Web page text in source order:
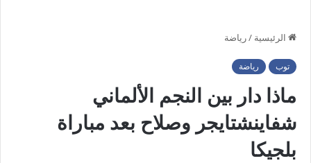
الرئيسية /رياضة
توب رياضة
ماذا دار بين النجم الألماني
شفاينشتايجر وصلاح بعد مباراة
بلجيكا